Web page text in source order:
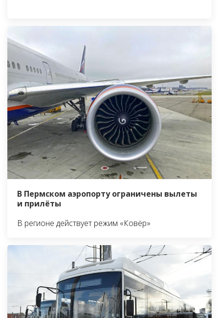
В Пермском аэропорту ограничены вылеты
и прилёты
В регионе действует режим «Ковёр»